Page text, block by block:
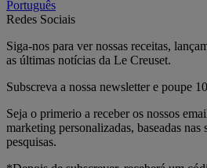
Português
Redes Sociais
Siga-nos para ver nossas receitas,
as últimas notícias da Le Creuset.
Subscreva a nossa newsletter e poupe
Seja o primerio a receber os nossos
marketing personalizadas, baseadas nas
pesquisas.